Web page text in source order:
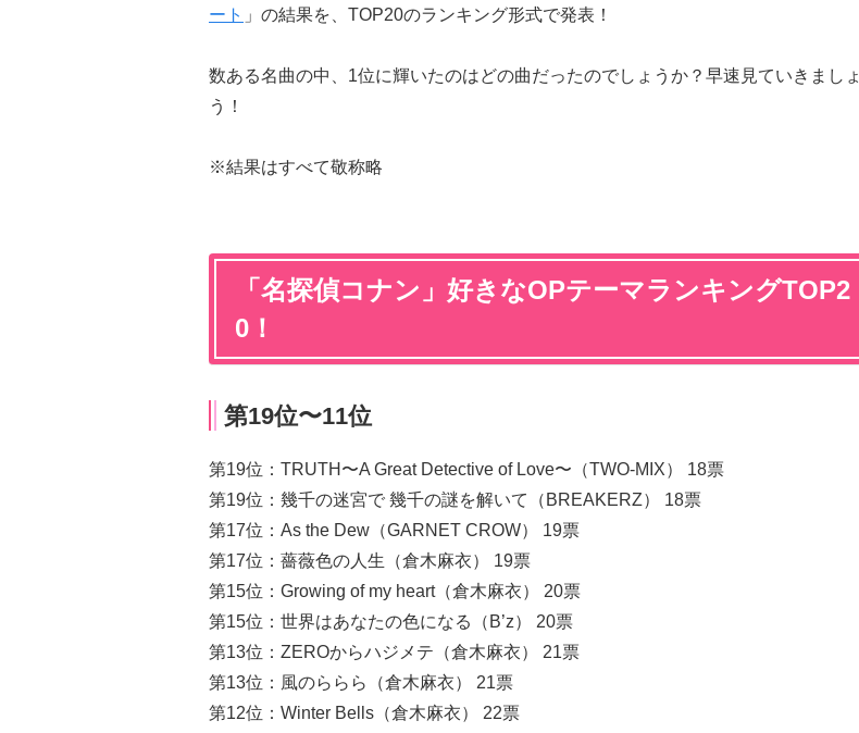
ート 」の結果を、TOP20のランキング形式で発表！
数ある名曲の中、1位に輝いたのはどの曲だったのでしょうか？早速見ていきましょ
う！
※結果はすべて敬称略
「名探偵コナン」好きなOPテーマランキングTOP2
0！
第19位〜11位
第19位：TRUTH〜A Great Detective of Love〜（TWO-MIX） 18票
第19位：幾千の迷宮で 幾千の謎を解いて（BREAKERZ） 18票
第17位：As the Dew（GARNET CROW） 19票
第17位：薔薇色の人生（倉木麻衣） 19票
第15位：Growing of my heart（倉木麻衣） 20票
第15位：世界はあなたの色になる（B’z） 20票
第13位：ZEROからハジメテ（倉木麻衣） 21票
第13位：風のららら（倉木麻衣） 21票
第12位：Winter Bells（倉木麻衣） 22票